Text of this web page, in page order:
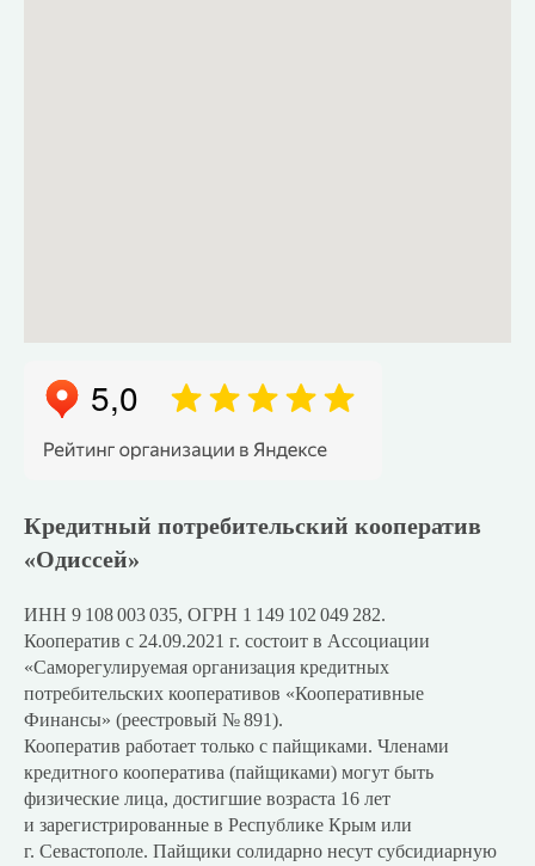
Кредитный потребительский кооператив
«Одиссей»
ИНН 9 108 003 035, ОГРН 1 149 102 049 282.
Кооператив с 24.09.2021 г. состоит в Ассоциации
«Саморегулируемая организация кредитных
потребительских кооперативов «Кооперативные
Финансы» (реестровый № 891).
Кооператив работает только с пайщиками. Членами
кредитного кооператива (пайщиками) могут быть
физические лица, достигшие возраста 16 лет
и зарегистрированные в Республике Крым или
г. Севастополе. Пайщики солидарно несут субсидиарную